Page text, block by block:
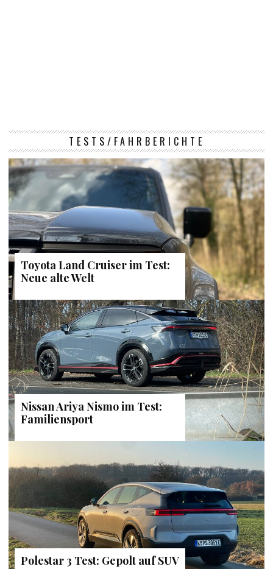
TESTS/FAHRBERICHTE
Toyota Land Cruiser im Test:
Neue alte Welt
Nissan Ariya Nismo im Test:
Familiensport
Polestar 3 Test: Gepolt auf SUV